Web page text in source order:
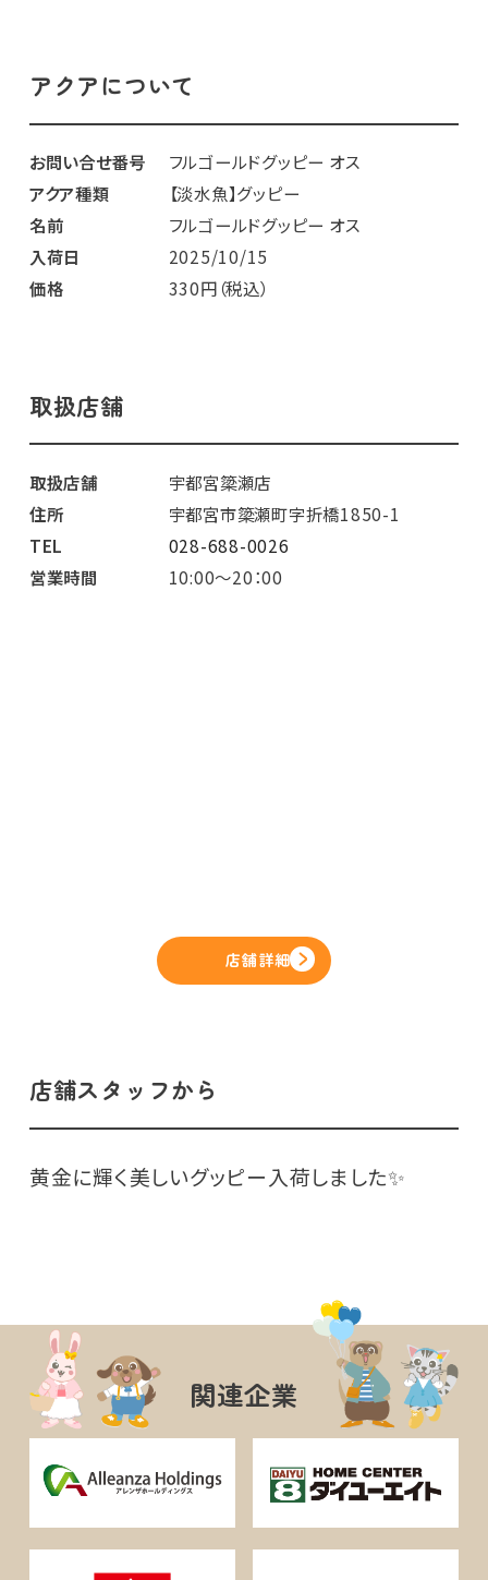
アクアについて
お問い合せ番号
フルゴールドグッピー オス
アクア種類
【淡水魚】グッピー
名前
フルゴールドグッピー オス
入荷日
2025/10/15
価格
330円（税込）
取扱店舗
取扱店舗
宇都宮簗瀬店
住所
宇都宮市簗瀬町字折橋1850-1
TEL
028-688-0026
営業時間
10:00～20：00
店舗詳細
店舗スタッフから
黄金に輝く美しいグッピー入荷しました✨
関連企業